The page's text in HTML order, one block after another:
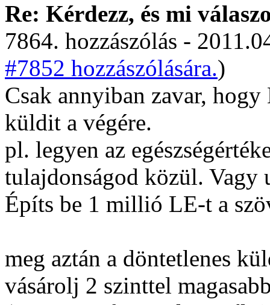
Re: Kérdezz, és mi
7864. hozzászólás -
#7852 hozzászólására.)
Csak annyiban zavar,
küldit a végére.
pl. legyen az
tulajdonságod közül. Vagy
Építs be 1 millió LE-t a
meg aztán a döntetlenes
vásárolj 2 szinttel